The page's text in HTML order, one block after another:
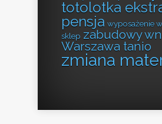
totolotka
pensja wyposażenie
sklep zabudowy
Warszawa tanio
zmiana